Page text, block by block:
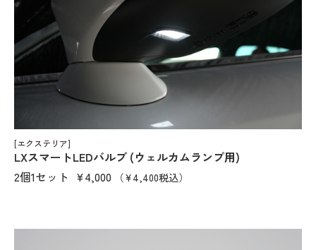
[エクステリア]
LXスマートLEDバルブ (ウェルカムランプ用)
2個1セット ¥4,000 （¥4,400税込）